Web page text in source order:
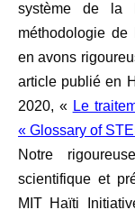
système de la
méthodologie
en avons
article publié en
2020, « Le
« Glossary of
Notre
scientifique et
MIT Haïti